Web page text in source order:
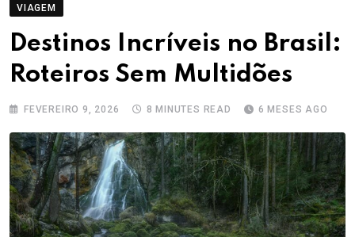
VIAGEM
Destinos Incríveis no Brasil:
Roteiros Sem Multidões
FEVEREIRO 9, 2026 8 MINUTES READ 6 MESES AGO